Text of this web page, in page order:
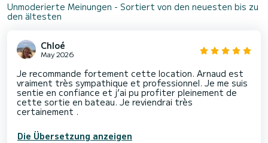
Unmoderierte Meinungen - Sortiert von den neuesten bis zu
den ältesten
Chloé
May 2026
Je recommande fortement cette location. Arnaud est
vraiment très sympathique et professionnel. Je me suis
sentie en confiance et j’ai pu profiter pleinement de
cette sortie en bateau. Je reviendrai très
certainement .
Die Übersetzung anzeigen